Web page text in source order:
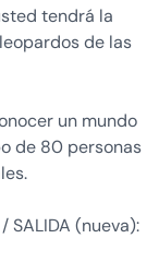
tendrá la
de las
un mundo
de 80 personas
SALIDA (nueva):